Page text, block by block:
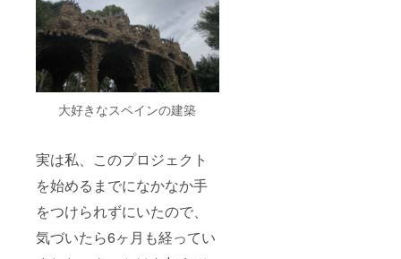
大好きなスペインの建築
実は私、このプロジェクト
を始めるまでになかなか手
をつけられずにいたので、
気づいたら6ヶ月も経ってい